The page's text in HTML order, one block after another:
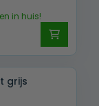
in huis!
grijs